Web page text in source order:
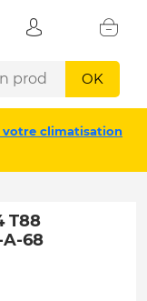
OK
votre climatisation
T88
A-68